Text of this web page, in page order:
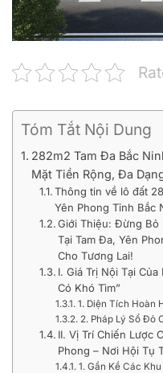
Tóm Tắt Nội Dung
282m2 Tam Đa Bắc
Mặt Tiền Rộng, Đa
Thông tin về lô đất
Yên Phong Tỉnh Bắc
Giới Thiệu: Đừng Bỏ
Tại Tam Đa, Yên
Cho Tương Lai!
I. Giá Trị Nội Tại
Có Khó Tìm”
1. Diện Tích Hoàn
2. Pháp Lý Sổ Đỏ
II. Vị Trí Chiến Lược
Phong – Nơi Hội Tụ
1. Gần Kề Các